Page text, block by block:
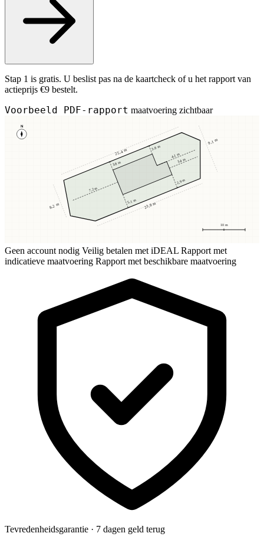
Stap 1 is gratis. U beslist pas na de kaartcheck of u het rapport van
actieprijs €9 bestelt.
Voorbeeld PDF-rapport maatvoering zichtbaar
N
10 m
3,8 m
3,8 m
5,1 m
2,9 m
7,2 m
3,4 m
4,1 m
25,4 m
23,8 m
8,2 m
9,1 m
Geen account nodig Veilig betalen met iDEAL Rapport met
indicatieve maatvoering Rapport met beschikbare maatvoering
Tevredenheidsgarantie · 7 dagen geld terug